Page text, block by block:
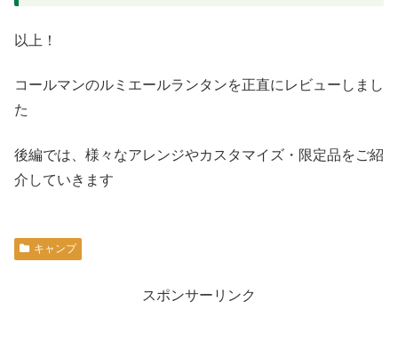
以上！
コールマンのルミエールランタンを正直にレビューしまし
た
後編では、様々なアレンジやカスタマイズ・限定品をご紹
介していきます
キャンプ
スポンサーリンク